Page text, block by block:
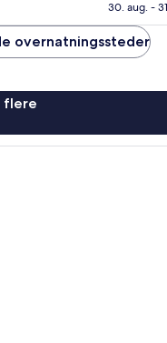
348 kr.
30. aug. -
overnatningssteder
flere